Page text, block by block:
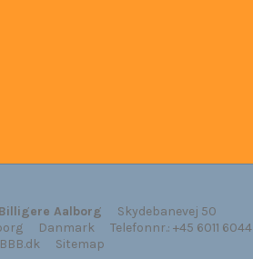
Aalborg
Skydebanevej 50
Danmark Telefonnr.: +45 6011 6044
Sitemap